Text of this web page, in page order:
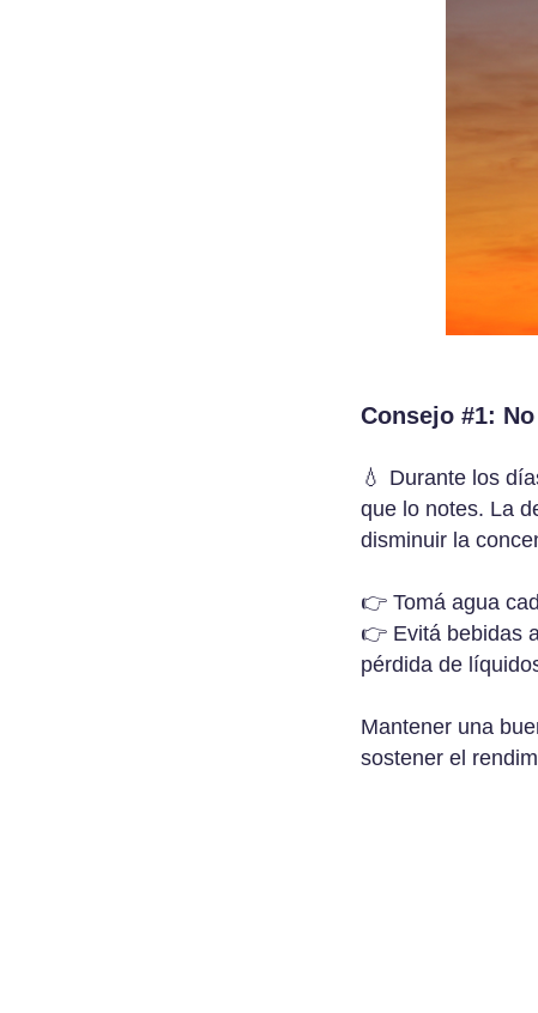
Consejo #1:
💧 Durante los
que lo notes. La
disminuir la
👉 Tomá agua
👉 Evitá bebidas
pérdida de
Mantener una
sostener el